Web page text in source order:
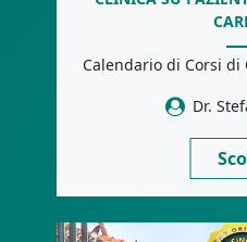
Dr.